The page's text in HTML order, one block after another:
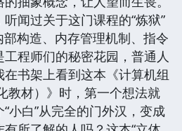
闻过关于这门课程的“炼狱”
构造、内存管理机制、指令
程师们的秘密花园，普通人
书架上看到这本《计算机组
教材）》时，第一个想法就
小白”从完全的门外汉，变成